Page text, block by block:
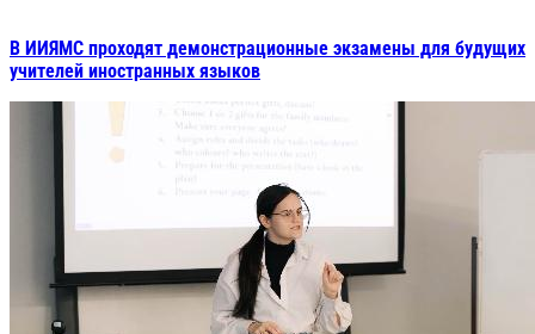
В ИИЯМС проходят демонстрационные экзамены для будущих
учителей иностранных языков